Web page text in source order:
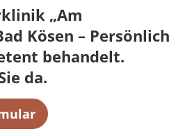
„Am
Kösen – Persönlich
behandelt.
da.